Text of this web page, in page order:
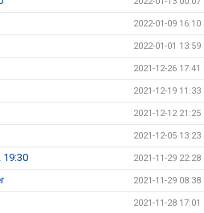
2022-01-09 16:10
2022-01-01 13:59
2021-12-26 17:41
2021-12-19 11:33
2021-12-12 21:25
2021-12-05 13:23
19:30 2021-11-29 22:28
2021-11-29 08:38
2021-11-28 17:01